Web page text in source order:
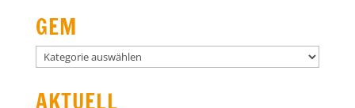
GEM
GEM
AKTUELL